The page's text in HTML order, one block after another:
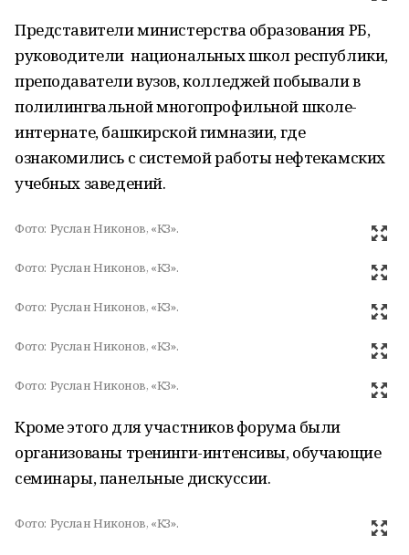
Представители министерства образования РБ,
руководители национальных школ республики,
преподаватели вузов, колледжей побывали в
полилингвальной многопрофильной школе-
интернате, башкирской гимназии, где
ознакомились с системой работы нефтекамских
учебных заведений.
Фото: Руслан Никонов, «КЗ».
Фото: Руслан Никонов, «КЗ».
Фото: Руслан Никонов, «КЗ».
Фото: Руслан Никонов, «КЗ».
Фото: Руслан Никонов, «КЗ».
Кроме этого для участников форума были
организованы тренинги-интенсивы, обучающие
семинары, панельные дискуссии.
Фото: Руслан Никонов, «КЗ».